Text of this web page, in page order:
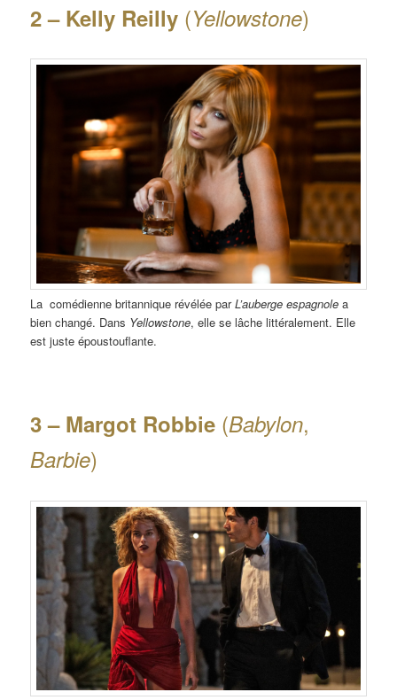
2 – Kelly Reilly (Yellowstone)
La comédienne britannique révélée parL’auberge espagnole a
bien changé. Dans Yellowstone, elle se lâche littéralement. Elle
est juste époustouflante.
3 – Margot Robbie (Babylon,
Barbie)